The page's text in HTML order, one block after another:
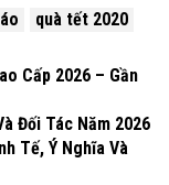
quà tết 2020
Cấp 2026 – Gần
Đối Tác Năm 2026
Tế, Ý Nghĩa Và